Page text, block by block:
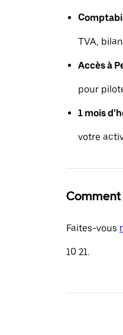
TVA,
Accès à
pour
1 mois
votre
Comment
Faites-vous
10 21.